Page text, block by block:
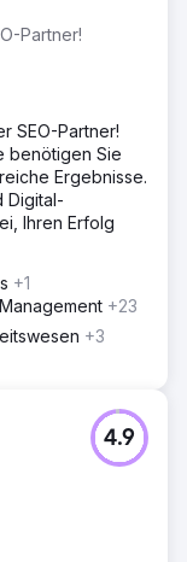
Partner!
SEO-Partner!
benötigen Sie
Ergebnisse.
Digital-
Ihren Erfolg
+1
+23
+3
4.9